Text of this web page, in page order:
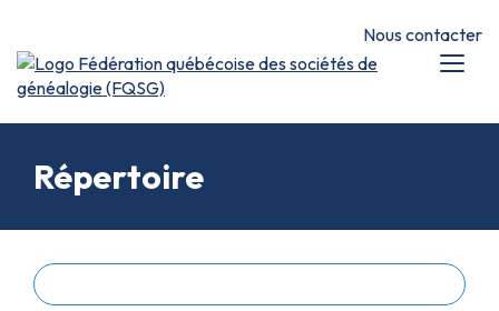
Nous contacter
Répertoire